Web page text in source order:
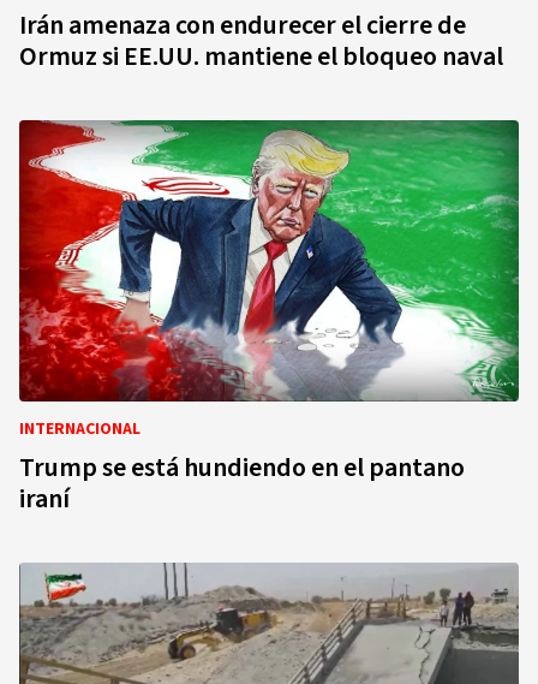
Irán amenaza con endurecer el cierre de
Ormuz si EE.UU. mantiene el bloqueo naval
INTERNACIONAL
Trump se está hundiendo en el pantano
iraní